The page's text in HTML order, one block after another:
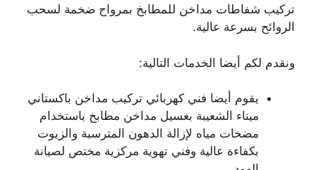
تركيب شفاطات مداخن للمطابخ بمرواح ضخمة لسحب
الروائح بسرعة عالية.
ونقدم لكم أيضا الخدمات التالية:
يقوم أيضا فني كهربائي تركيب مداخن باكستاني
ميناء الشعيبة بغسيل مداخن مطابخ باستخدام
مضخات مياه لإزالة الدهون المترسبة والزيوت
بكفاءة عالية وفني تهوية مركزية مختص لصيانة